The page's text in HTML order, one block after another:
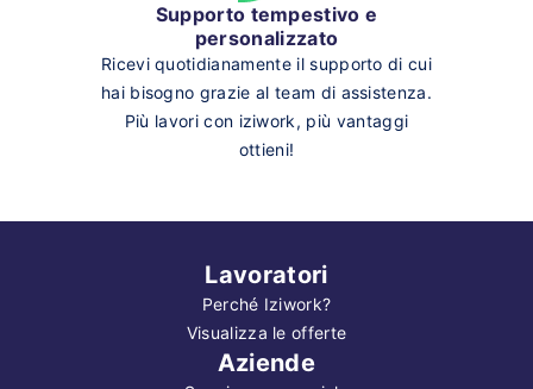
Supporto tempestivo e
personalizzato
Ricevi quotidianamente il supporto di cui
hai bisogno grazie al team di assistenza.
Più lavori con iziwork, più vantaggi
ottieni!
Lavoratori
Perché Iziwork?
Visualizza le offerte
Aziende